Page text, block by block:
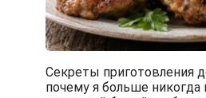
Секреты приготовления
почему я больше